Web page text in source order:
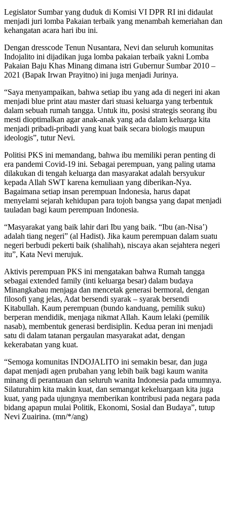
Legislator Sumbar yang duduk di Komisi VI DPR RI ini didaulat
menjadi juri lomba Pakaian terbaik yang menambah kemeriahan dan
kehangatan acara hari ibu ini.
Dengan dresscode Tenun Nusantara, Nevi dan seluruh komunitas
Indojalito ini dijadikan juga lomba pakaian terbaik yakni Lomba
Pakaian Baju Khas Minang dimana istri Gubernur Sumbar 2010 –
2021 (Bapak Irwan Prayitno) ini juga menjadi Jurinya.
“Saya menyampaikan, bahwa setiap ibu yang ada di negeri ini akan
menjadi blue print atau master dari stuasi keluarga yang terbentuk
dalam sebuah rumah tangga. Untuk itu, posisi strategis seorang ibu
mesti dioptimalkan agar anak-anak yang ada dalam keluarga kita
menjadi pribadi-pribadi yang kuat baik secara biologis maupun
ideologis”, tutur Nevi.
Politisi PKS ini memandang, bahwa ibu memiliki peran penting di
era pandemi Covid-19 ini. Sebagai perempuan, yang paling utama
dilakukan di tengah keluarga dan masyarakat adalah bersyukur
kepada Allah SWT karena kemuliaan yang diberikan-Nya.
Bagaimana setiap insan perempuan Indonesia, harus dapat
menyelami sejarah kehidupan para tojoh bangsa yang dapat menjadi
tauladan bagi kaum perempuan Indonesia.
“Masyarakat yang baik lahir dari Ibu yang baik. “Ibu (an-Nisa’)
adalah tiang negeri” (al Hadist). Jika kaum perempuan dalam suatu
negeri berbudi pekerti baik (shalihah), niscaya akan sejahtera negeri
itu”, Kata Nevi merujuk.
Aktivis perempuan PKS ini mengatakan bahwa Rumah tangga
sebagai extended family (inti keluarga besar) dalam budaya
Minangkabau menjaga dan mencetak generasi bermoral, dengan
filosofi yang jelas, Adat bersendi syarak – syarak bersendi
Kitabullah. Kaum perempuan (bundo kanduang, pemilik suku)
berperan mendidik, menjaga nikmat Allah. Kaum lelaki (pemilik
nasab), membentuk generasi berdisiplin. Kedua peran ini menjadi
satu di dalam tatanan pergaulan masyarakat adat, dengan
kekerabatan yang kuat.
“Semoga komunitas INDOJALITO ini semakin besar, dan juga
dapat menjadi agen prubahan yang lebih baik bagi kaum wanita
minang di perantauan dan seluruh wanita Indonesia pada umumnya.
Silaturahim kita makin kuat, dan semangat kekeluargaan kita juga
kuat, yang pada ujungnya memberikan kontribusi pada negara pada
bidang apapun mulai Politik, Ekonomi, Sosial dan Budaya”, tutup
Nevi Zuairina. (mn/*/ang)